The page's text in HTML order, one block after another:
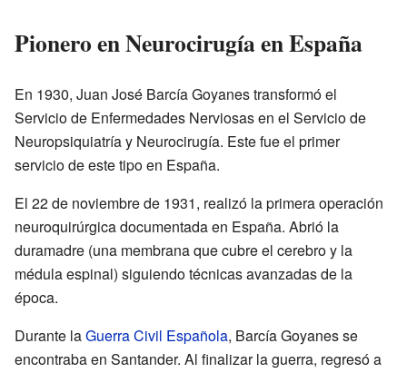
Pionero en Neurocirugía en España
En 1930, Juan José Barcía Goyanes transformó el
Servicio de Enfermedades Nerviosas en el Servicio de
Neuropsiquiatría y Neurocirugía. Este fue el primer
servicio de este tipo en España.
El 22 de noviembre de 1931, realizó la primera operación
neuroquirúrgica documentada en España. Abrió la
duramadre (una membrana que cubre el cerebro y la
médula espinal) siguiendo técnicas avanzadas de la
época.
Durante laGuerra Civil Española, Barcía Goyanes se
encontraba en Santander. Al finalizar la guerra, regresó a